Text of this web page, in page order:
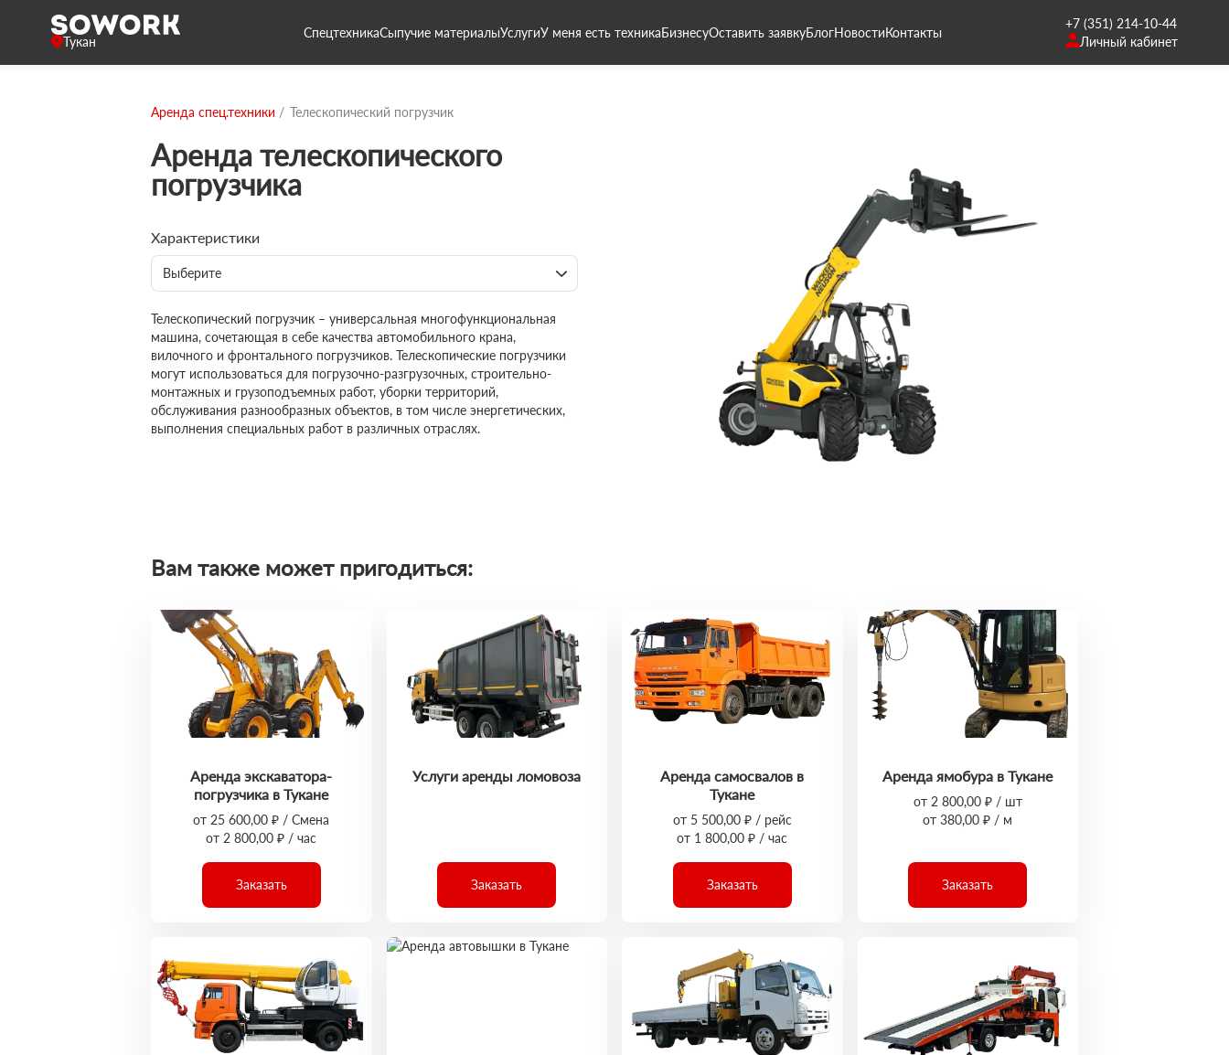
Тукан
СпецтехникаСыпучие материалыУслугиУ меня есть техникаБизнесуОставить заявкуБлогНовостиКонтакты
+7 (351) 214-10-44
Личный кабинет
Аренда спец.техники Телескопический погрузчик
Аренда телескопического
погрузчика
Характеристики
Выберите
Телескопический погрузчик – универсальная многофункциональная
машина, сочетающая в себе качества автомобильного крана,
вилочного и фронтального погрузчиков. Телескопические погрузчики
могут использоваться для погрузочно-разгрузочных, строительно-
монтажных и грузоподъемных работ, уборки территорий,
обслуживания разнообразных объектов, в том числе энергетических,
выполнения специальных работ в различных отраслях.
Вам также может пригодиться:
Аренда экскаватора-
погрузчика в Тукане
от 25 600,00 ₽ / Смена
от 2 800,00 ₽ / час
Заказать
Услуги аренды ломовоза
Заказать
Аренда самосвалов в
Тукане
от 5 500,00 ₽ / рейс
от 1 800,00 ₽ / час
Заказать
Аренда ямобура в Тукане
от 2 800,00 ₽ / шт
от 380,00 ₽ / м
Заказать